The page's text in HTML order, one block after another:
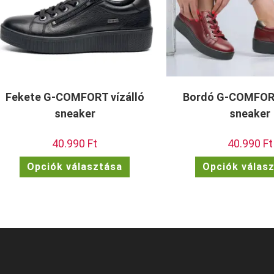
Fekete G-COMFORT vízálló
sneaker
40.990 Ft
Opciók választása
terméknek
a
Bordó G-
sneaker
40.990 Ft
Opciók